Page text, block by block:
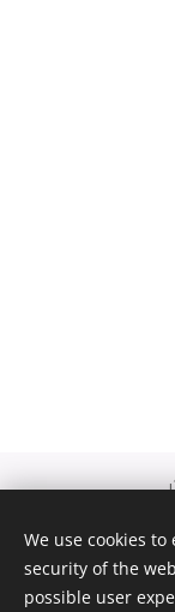
We use cookies
security of the
possible user